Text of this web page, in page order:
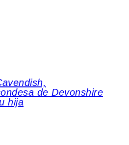
de Devonshire
hija